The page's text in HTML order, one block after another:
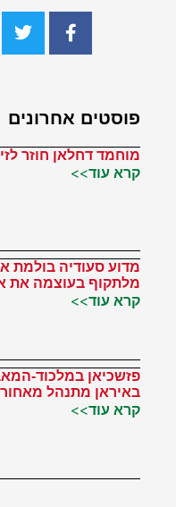
פוסטים אחרונים
מוחמד דחלאן חוזר
קרא עוד>>
מדוע סעודיה בולמת
מלתקוף בעוצמה את
קרא עוד>>
פזשכיאן במלכוד-
באיראן מתנהל
קרא עוד>>